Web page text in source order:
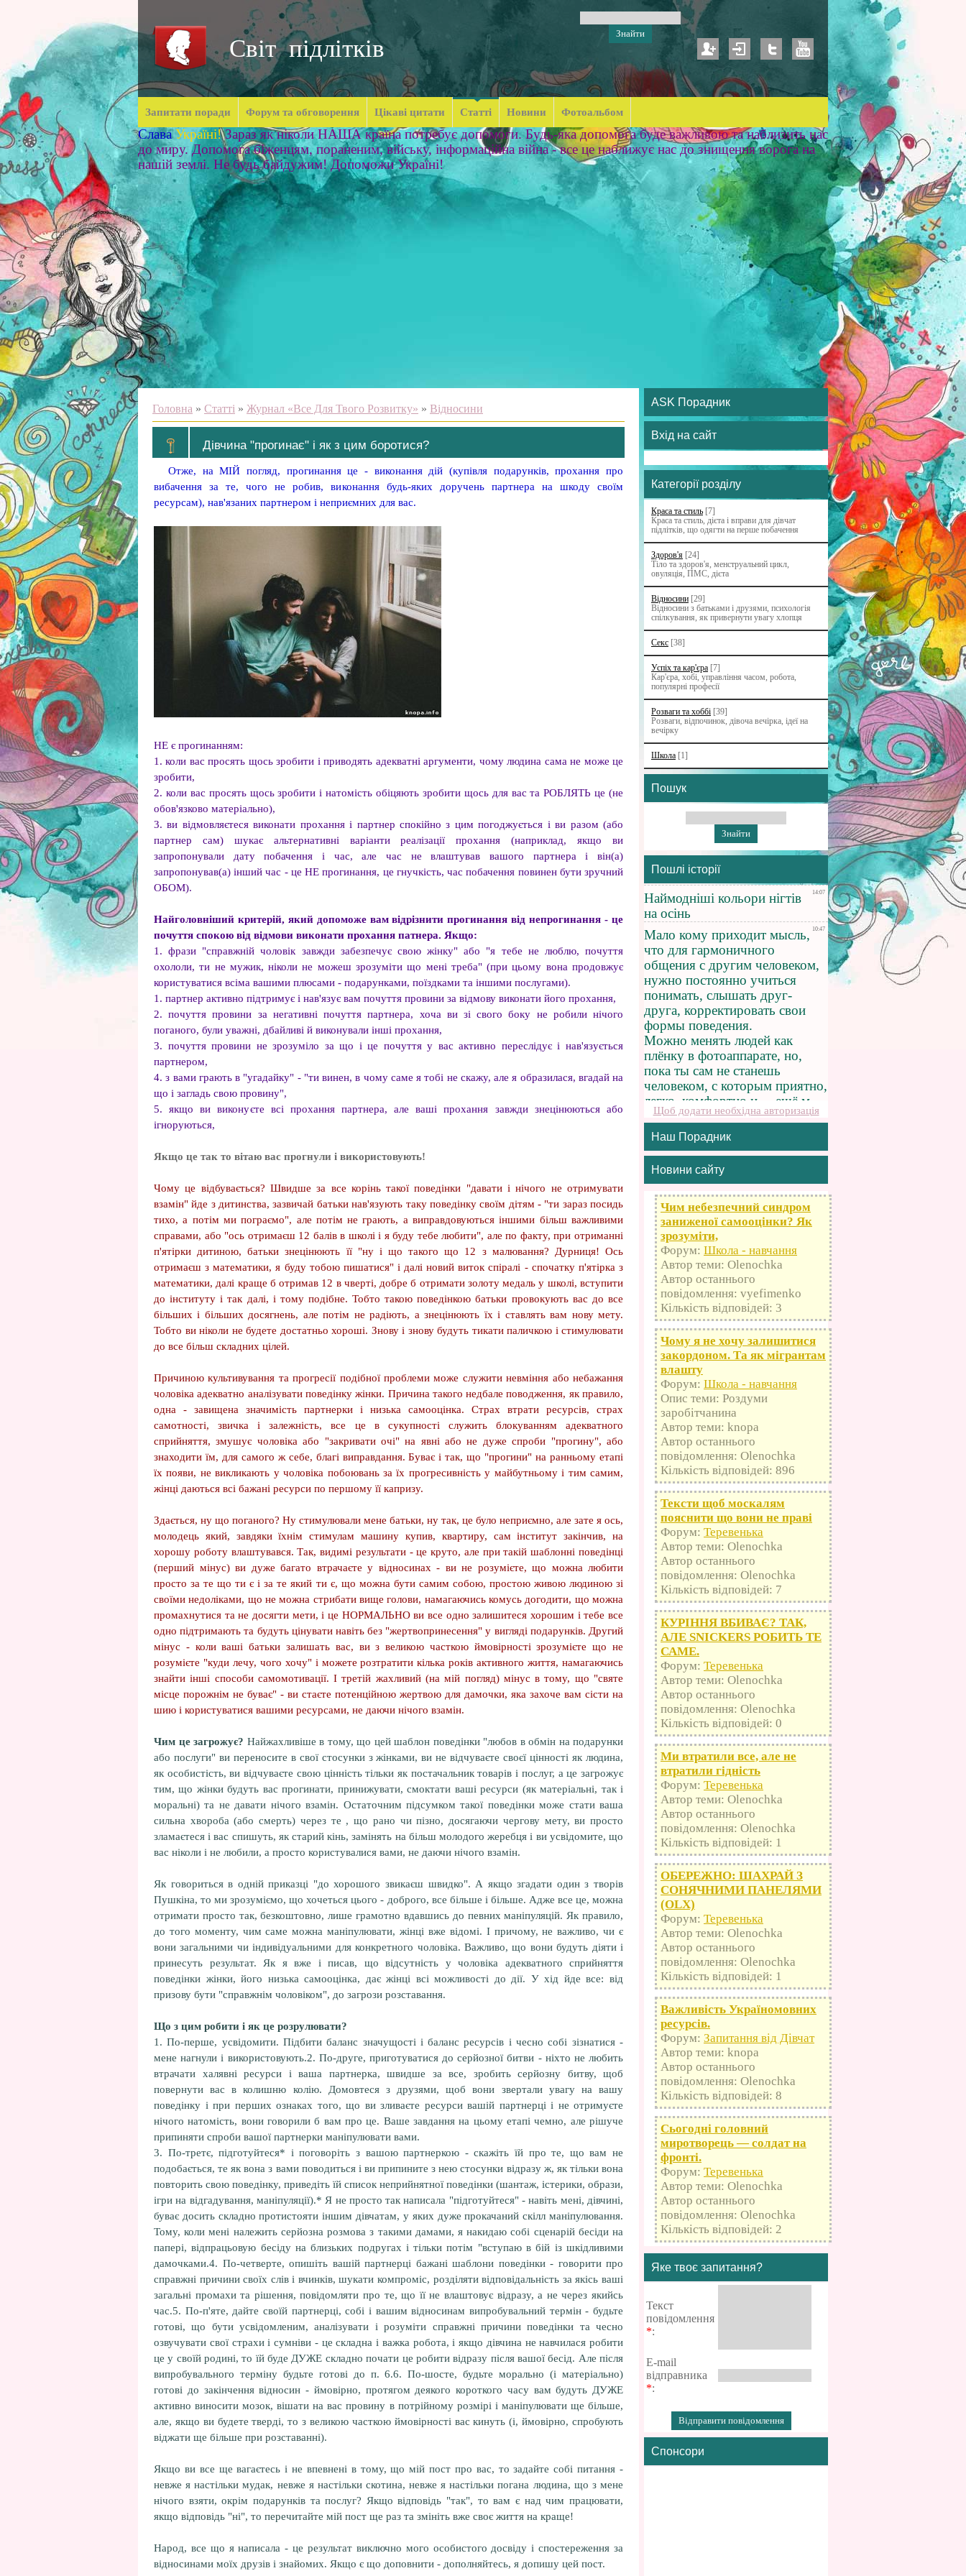
Світ підлітків
Запитати поради Форум та обговорення Цікаві цитати Статті Новини Фотоальбом
Слава Україні! Зараз як ніколи НАША країна потребує допомоги. Будь-яка допомога буде важливою та наблизить нас
до миру. Допомога біженцям, пораненим, війську, інформаційна війна - все це наближує нас до знищення ворога на
нашій землі. Не будь байдужим! Допоможи Україні!
Головна » Статті » Журнал «Все Для Твого Розвитку» » Відносини
Дівчина "прогинає" і як з цим боротися?
Отже, на МІЙ погляд, прогинання це - виконання дій (купівля подарунків, прохання про
вибачення за те, чого не робив, виконання будь-яких доручень партнера на шкоду своїм
ресурсам), нав'язаних партнером і неприємних для вас.
НЕ є прогинанням:
1. коли вас просять щось зробити і приводять адекватні аргументи, чому людина сама не може це
зробити,
2. коли вас просять щось зробити і натомість обіцяють зробити щось для вас та РОБЛЯТЬ це (не
обов'язково матеріально),
3. ви відмовляєтеся виконати прохання і партнер спокійно з цим погоджується і ви разом (або
партнер сам) шукає альтернативні варіанти реалізації прохання (наприклад, якщо ви
запропонували дату побачення і час, але час не влаштував вашого партнера і він(а)
запропонував(а) інший час - це НЕ прогинання, це гнучкість, час побачення повинен бути зручний
ОБОМ).
Найголовніший критерій, який допоможе вам відрізнити прогинання від непрогинання - це
почуття спокою від відмови виконати прохання патнера. Якщо:
1. фрази "справжній чоловік завжди забезпечує свою жінку" або "я тебе не люблю, почуття
охололи, ти не мужик, ніколи не можеш зрозуміти що мені треба" (при цьому вона продовжує
користуватися всіма вашими плюсами - подарунками, поїздками та іншими послугами).
1. партнер активно підтримує і нав'язує вам почуття провини за відмову виконати його прохання,
2. почуття провини за негативні почуття партнера, хоча ви зі свого боку не робили нічого
поганого, були уважні, дбайливі й виконували інші прохання,
3. почуття провини не зрозуміло за що і це почуття у вас активно переслідує і нав'язується
партнером,
4. з вами грають в "угадайку" - "ти винен, в чому саме я тобі не скажу, але я образилася, вгадай на
що і загладь свою провину",
5. якщо ви виконуєте всі прохання партнера, але ваші прохання завжди знецінюються або
ігноруються,
Якщо це так то вітаю вас прогнули і використовують!
Чому це відбувається? Швидше за все корінь такої поведінки "давати і нічого не отримувати
взамін" йде з дитинства, зазвичай батьки нав'язують таку поведінку своїм дітям - "ти зараз посидь
тихо, а потім ми пограємо", але потім не грають, а виправдовуються іншими більш важливими
справами, або "ось отримаєш 12 балів в школі і я буду тебе любити", але по факту, при отриманні
п'ятірки дитиною, батьки знецінюють її "ну і що такого що 12 з малювання? Дурниця! Ось
отримаєш з математики, я буду тобою пишатися" і далі новий виток спіралі - спочатку п'ятірка з
математики, далі краще б отримав 12 в чверті, добре б отримати золоту медаль у школі, вступити
до інституту і так далі, і тому подібне. Тобто такою поведінкою батьки провокують вас до все
більших і більших досягнень, але потім не радіють, а знецінюють їх і ставлять вам нову мету.
Тобто ви ніколи не будете достатньо хороші. Знову і знову будуть тикати паличкою і стимулювати
до все більш складних цілей.
Причиною культивування та прогресії подібної проблеми може служити невміння або небажання
чоловіка адекватно аналізувати поведінку жінки. Причина такого недбале поводження, як правило,
одна - завищена значимість партнерки і низька самооцінка. Страх втрати ресурсів, страх
самотності, звичка і залежність, все це в сукупності служить блокуванням адекватного
сприйняття, змушує чоловіка або "закривати очі" на явні або не дуже спроби "прогину", або
знаходити їм, для самого ж себе, благі виправдання. Буває і так, що "прогини" на ранньому етапі
їх появи, не викликають у чоловіка побоювань за їх прогресивність у майбутньому і тим самим,
жінці даються всі бажані ресурси по першому її капризу.
Здається, ну що поганого? Ну стимулювали мене батьки, ну так, це було неприємно, але зате я ось,
молодець який, завдяки їхнім стимулам машину купив, квартиру, сам інститут закінчив, на
хорошу роботу влаштувався. Так, видимі результати - це круто, але при такій шаблонні поведінці
(перший мінус) ви дуже багато втрачаєте у відносинах - ви не розумієте, що можна любити
просто за те що ти є і за те який ти є, що можна бути самим собою, простою живою людиною зі
своїми недоліками, що не можна стрибати вище голови, намагаючись комусь догодити, що можна
промахнутися та не досягти мети, і це НОРМАЛЬНО ви все одно залишитеся хорошим і тебе все
одно підтримають та будуть цінувати навіть без "жертвопринесення" у вигляді подарунків. Другий
мінус - коли ваші батьки залишать вас, ви з великою часткою ймовірності зрозумієте що не
розумієте "куди лечу, чого хочу" і можете розтратити кілька років активного життя, намагаючись
знайти інші способи самомотивації. І третій жахливий (на мій погляд) мінус в тому, що "святе
місце порожнім не буває" - ви стаєте потенційною жертвою для дамочки, яка захоче вам сісти на
шию і користуватися вашими ресурсами, не даючи нічого взамін.
Чим це загрожує? Найжахливіше в тому, що цей шаблон поведінки "любов в обмін на подарунки
або послуги" ви переносите в свої стосунки з жінками, ви не відчуваєте своєї цінності як людина,
як особистість, ви відчуваєте свою цінність тільки як постачальник товарів і послуг, а це загрожує
тим, що жінки будуть вас прогинати, принижувати, смоктати ваші ресурси (як матеріальні, так і
моральні) та не давати нічого взамін. Остаточним підсумком такої поведінки може стати ваша
сильна хвороба (або смерть) через те , що рано чи пізно, досягаючи чергову мету, ви просто
зламаєтеся і вас спишуть, як старий кінь, замінять на більш молодого жеребця і ви усвідомите, що
вас ніколи і не любили, а просто користувалися вами, не даючи нічого взамін.
Як говориться в одній приказці "до хорошого звикаєш швидко". А якщо згадати один з творів
Пушкіна, то ми зрозуміємо, що хочеться цього - доброго, все більше і більше. Адже все це, можна
отримати просто так, безкоштовно, лише грамотно вдавшись до певних маніпуляцій. Як правило,
до того моменту, чим саме можна маніпулювати, жінці вже відомі. І причому, не важливо, чи є
вони загальними чи індивідуальними для конкретного чоловіка. Важливо, що вони будуть діяти і
принесуть результат. Як я вже і писав, що відсутність у чоловіка адекватного сприйняття
поведінки жінки, його низька самооцінка, дає жінці всі можливості до дії. У хід йде все: від
призову бути "справжнім чоловіком", до загрози розставання.
Що з цим робити і як це розрулювати?
1. По-перше, усвідомити. Підбити баланс значущості і баланс ресурсів і чесно собі зізнатися -
мене нагнули і використовують.2. По-друге, приготуватися до серйозної битви - ніхто не любить
втрачати халявні ресурси і ваша партнерка, швидше за все, зробить серйозну битву, щоб
повернути вас в колишню колію. Домовтеся з друзями, щоб вони звертали увагу на вашу
поведінку і при перших ознаках того, що ви зливаєте ресурси вашій партнерці і не отримуєте
нічого натомість, вони говорили б вам про це. Ваше завдання на цьому етапі чемно, але рішуче
припиняти спроби вашої партнерки маніпулювати вами.
3. По-третє, підготуйтеся* і поговоріть з вашою партнеркою - скажіть їй про те, що вам не
подобається, те як вона з вами поводиться і ви припините з нею стосунки відразу ж, як тільки вона
повторить свою поведінку, приведіть їй список неприйнятної поведінки (шантаж, істерики, образи,
ігри на відгадування, маніпуляції).* Я не просто так написала "підготуйтеся" - навіть мені, дівчині,
буває досить складно протистояти іншим дівчатам, у яких дуже прокачаний скілл маніпулювання.
Тому, коли мені належить серйозна розмова з такими дамами, я накидаю собі сценарій бесіди на
папері, відпрацьовую бесіду на близьких подругах і тільки потім "вступаю в бій із шкідливими
дамочками.4. По-четверте, опишіть вашій партнерці бажані шаблони поведінки - говорити про
справжні причини своїх слів і вчинків, шукати компроміс, розділяти відповідальність за якісь ваші
загальні промахи та рішення, повідомляти про те, що її не влаштовує відразу, а не через якийсь
час.5. По-п'яте, дайте своїй партнерці, собі і вашим відносинам випробувальний термін - будьте
готові, що бути усвідомленим, аналізувати і розуміти справжні причини поведінки та чесно
озвучувати свої страхи і сумніви - це складна і важка робота, і якщо дівчина не навчилася робити
це у своїй родині, то їй буде ДУЖЕ складно почати це робити відразу після вашої бесід. Але після
випробувального терміну будьте готові до п. 6.6. По-шосте, будьте морально (і матеріально)
готові до закінчення відносин - ймовірно, протягом деякого короткого часу вам будуть ДУЖЕ
активно виносити мозок, вішати на вас провину в потрійному розмірі і маніпулювати ще більше,
але, якщо ви будете тверді, то з великою часткою ймовірності вас кинуть (і, ймовірно, спробують
віджати ще більше при розставанні).
Якщо ви все ще вагаєтесь і не впевнені в тому, що мій пост про вас, то задайте собі питання -
невже я настільки мудак, невже я настільки скотина, невже я настільки погана людина, що з мене
нічого взяти, окрім подарунків та послуг? Якщо відповідь "так", то вам є над чим працювати,
якщо відповідь "ні", то перечитайте мій пост ще раз та змініть вже своє життя на краще!
Народ, все що я написала - це результат виключно мого особистого досвіду і спостереження за
відносинами моїх друзів і знайомих. Якщо є що доповнити - дополняйтесь, я допишу цей пост.
ASK Порадник
Вхід на сайт
Категорії розділу
Краса та стиль [7]
Краса та стиль, дієта і вправи для дівчат
підлітків, що одягти на перше побачення
Здоров'я [24]
Тіло та здоров'я, менструальний цикл,
овуляція, ПМС, дієта
Відносини [29]
Відносини з батьками i друзями, психологія
спілкування, як привернути увагу хлопця
Секс [38]
Успіх та кар'єра [7]
Кар'єра, хобі, управління часом, робота,
популярні професії
Розваги та хоббі [39]
Розваги, відпочинок, дівоча вечірка, ідеї на
вечірку
Школа [1]
Пошук
Пошлі історії
Щоб додати необхідна авторизація
Наш Порадник
Новини сайту
Чим небезпечний синдром
заниженої самооцінки? Як
зрозуміти,
Форум: Школа - навчання
Автор теми: Olenochka
Автор останнього
повідомлення: vyefimenko
Кількість відповідей: 3
Чому я не хочу залишитися
закордоном. Та як мігрантам
влашту
Форум: Школа - навчання
Опис теми: Роздуми
заробітчанина
Автор теми: knopa
Автор останнього
повідомлення: Olenochka
Кількість відповідей: 896
Тексти щоб москалям
пояснити що вони не праві
Форум: Теревенька
Автор теми: Olenochka
Автор останнього
повідомлення: Olenochka
Кількість відповідей: 7
КУРІННЯ ВБИВАЄ? ТАК,
АЛЕ SNICKERS РОБИТЬ ТЕ
САМЕ.
Форум: Теревенька
Автор теми: Olenochka
Автор останнього
повідомлення: Olenochka
Кількість відповідей: 0
Ми втратили все, але не
втратили гідність
Форум: Теревенька
Автор теми: Olenochka
Автор останнього
повідомлення: Olenochka
Кількість відповідей: 1
ОБЕРЕЖНО: ШАХРАЙ З
СОНЯЧНИМИ ПАНЕЛЯМИ
(OLX)
Форум: Теревенька
Автор теми: Olenochka
Автор останнього
повідомлення: Olenochka
Кількість відповідей: 1
Важливість Україномовних
ресурсів.
Форум: Запитання від Дівчат
Автор теми: knopa
Автор останнього
повідомлення: Olenochka
Кількість відповідей: 8
Сьогодні головний
миротворець — солдат на
фронті.
Форум: Теревенька
Автор теми: Olenochka
Автор останнього
повідомлення: Olenochka
Кількість відповідей: 2
Яке твоє запитання?
Текст
повідомлення
*:
E-mail
відправника
*:
Спонсори